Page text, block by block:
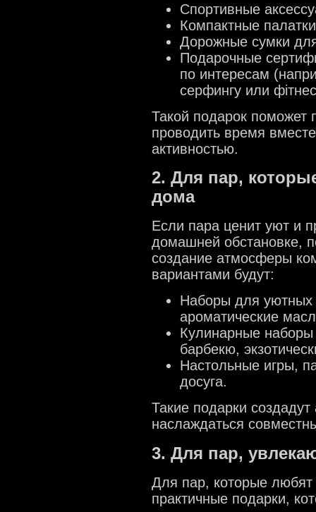
Спортивные
Компактные
Дорожные сумки
Подарочные
по интересам
серфингу или
Такой подарок поможет
проводить время
активностью.
2. Для пар,
дома
Если пара ценит уют и
домашней обстановке,
создание атмосферы
вариантами будут:
Наборы для уютных
ароматические
Кулинарные
барбекю,
Настольные игры,
досуга.
Такие подарки
наслаждаться
3. Для пар,
Для пар, которые любят
практичные подарки,